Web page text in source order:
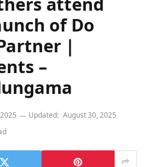
of Do
|
–
Updated: August 30, 2025